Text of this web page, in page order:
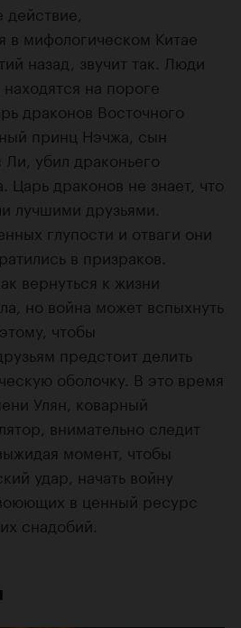
в мифологическом Китае
назад, звучит так. Люди
на пороге
драконов Восточного
принц Нэчжа, сын
Ли, убил драконьего
Царь драконов не знает, что
лучшими друзьями.
глупости и отваги они
в призраков.
вернуться к жизни
но война может вспыхнуть
чтобы
предстоит делить
оболочку. В это время
Улян, коварный
внимательно следит
момент, чтобы
удар, начать войну
в ценный ресурс
снадобий.